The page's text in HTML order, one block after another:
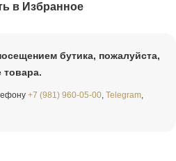
в Избранное
бутика, пожалуйста,
товара.
+7 (981) 960-05-00, Telegram,